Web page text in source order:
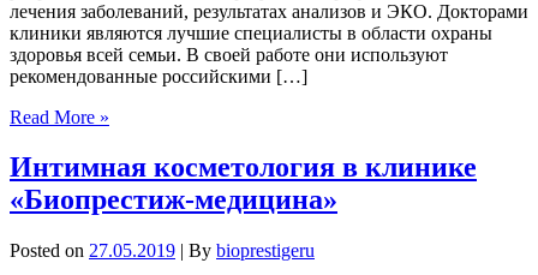
лечения заболеваний, результатах анализов и ЭКО. Докторами
клиники являются лучшие специалисты в области охраны
здоровья всей семьи. В своей работе они используют
рекомендованные российскими […]
Read More »
Интимная косметология в клинике
«Биопрестиж-медицина»
Posted on 27.05.2019 | By bioprestigeru